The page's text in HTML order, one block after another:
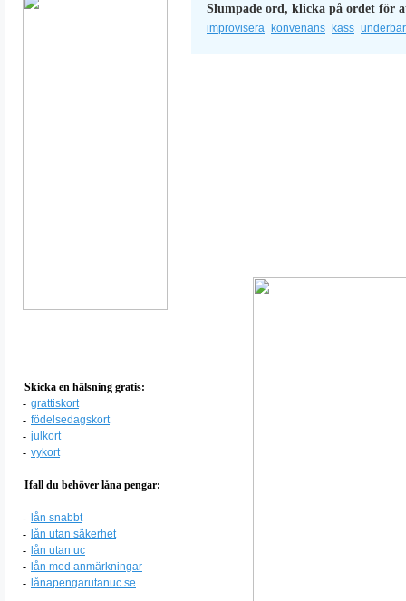
Skicka en hälsning gratis:
- grattiskort
- födelsedagskort
- julkort
- vykort
Ifall du behöver låna pengar:
- lån snabbt
- lån utan säkerhet
- lån utan uc
- lån med anmärkningar
- lånapengarutanuc.se
Slumpade ord, klicka på ordet för
improvisera konvenans kass underbar